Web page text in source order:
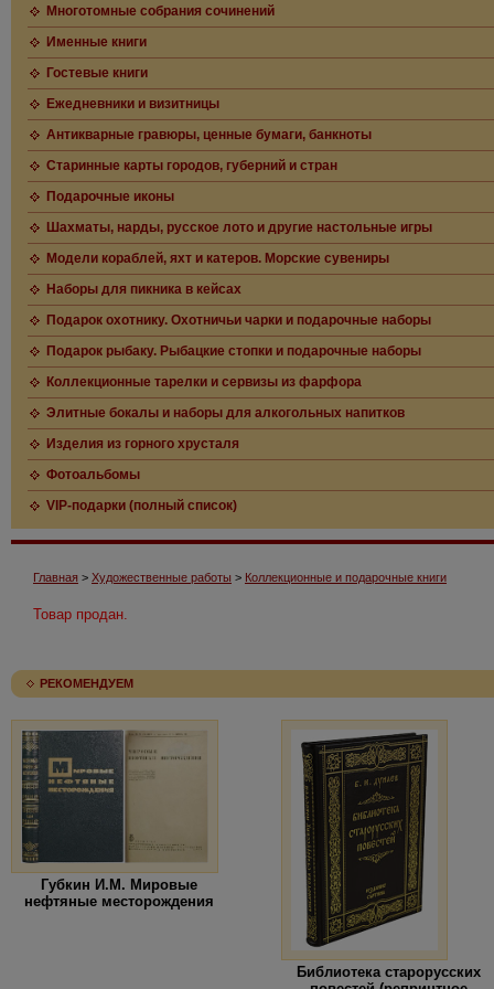
Многотомные собрания сочинений
Именные книги
Гостевые книги
Ежедневники и визитницы
Антикварные гравюры, ценные бумаги, банкноты
Старинные карты городов, губерний и стран
Подарочные иконы
Шахматы, нарды, русское лото и другие настольные игры
Модели кораблей, яхт и катеров. Морские сувениры
Наборы для пикника в кейсах
Подарок охотнику. Охотничьи чарки и подарочные наборы
Подарок рыбаку. Рыбацкие стопки и подарочные наборы
Коллекционные тарелки и сервизы из фарфора
Элитные бокалы и наборы для алкогольных напитков
Изделия из горного хрусталя
Фотоальбомы
VIP-подарки (полный список)
Главная > Художественные работы > Коллекционные и подарочные книги
Товар продан.
РЕКОМЕНДУЕМ
Губкин И.М. Мировые
нефтяные месторождения
Библиотека старорусских